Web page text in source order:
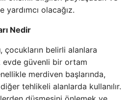
olacağız.
Nedir
, çocukların belirli alanlara
evde güvenli bir ortam
merdiven başlarında,
tehlikeli alanlarda kullanılır.